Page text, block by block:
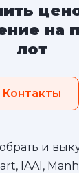
на
лот
Контакты
и
IAAI,